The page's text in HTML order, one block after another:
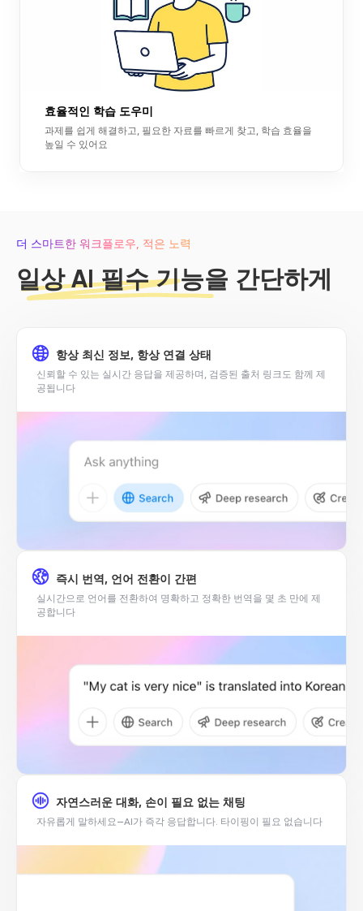
효율적인 학습 도우미
과제를 쉽게 해결하고, 필요한 자료를 빠르게 찾고, 학습 효율을
높일 수 있어요
더 스마트한 워크플로우, 적은 노력
일상 AI 필수 기능을 간단하게
항상 최신 정보, 항상 연결 상태
신뢰할 수 있는 실시간 응답을 제공하며, 검증된 출처 링크도 함께 제
공됩니다
즉시 번역, 언어 전환이 간편
실시간으로 언어를 전환하여 명확하고 정확한 번역을 몇 초 만에 제
공합니다
자연스러운 대화, 손이 필요 없는 채팅
자유롭게 말하세요—AI가 즉각 응답합니다. 타이핑이 필요 없습니다